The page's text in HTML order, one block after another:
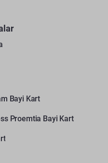
Bayi Kart
Proemtia Bayi Kart